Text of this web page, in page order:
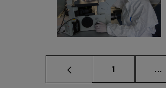
Página
1 ...